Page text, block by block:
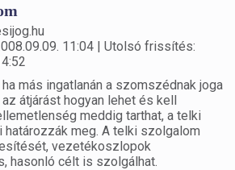
11:04 | Utolsó frissítés:
más ingatlanán a szomszédnak joga
az átjárást hogyan lehet és kell
meddig tarthat, a telki
meg. A telki szolgalom
vezetékoszlopok
hasonló célt is szolgálhat.